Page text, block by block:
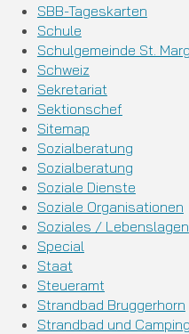
SBB-Tageskarten
Schule
Schulgemeinde St.
Schweiz
Sekretariat
Sektionschef
Sitemap
Sozialberatung
Sozialberatung
Soziale Dienste
Soziale Organisationen
Soziales / Lebenslagen
Special
Staat
Steueramt
Strandbad Bruggerhorn
Strandbad und